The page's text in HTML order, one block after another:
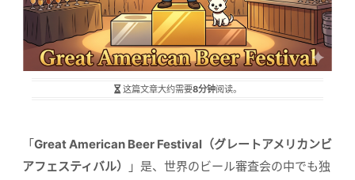
这篇文章大约需要8分钟阅读。
「 Great American Beer Festival（グレートアメリカンビ
アフェスティバル）
」是、世界のビール審査会の中でも独